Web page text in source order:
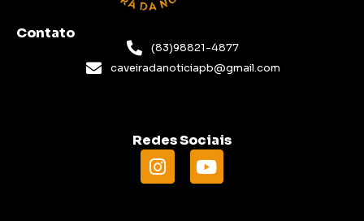
Contato
(83)98821-4877
caveiradanoticiapb@gmail.com
Redes Sociais